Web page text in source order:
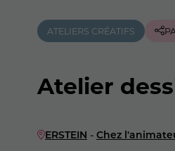
ATELIERS CRÉATIFS
Atelier
ERSTEIN - Chez